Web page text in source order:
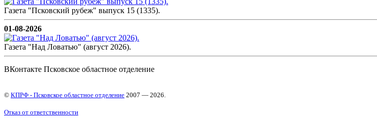
Газета "Псковский рубеж" выпуск 15 (1335).
01-08-2026
Газета "Над Ловатью" (август 2026).
ВКонтакте Псковское областное отделение
© КПРФ - Псковское областное отделение 2007 — 2026.
Отказ от ответственности